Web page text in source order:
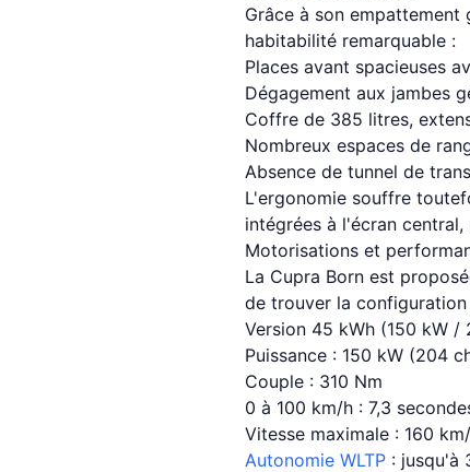
Grâce à son
habitabilité remarquable :
Places avant spacieuses
Dégagement aux jambes
Coffre de 385 litres,
Nombreux espaces de
Absence de tunnel de
L'ergonomie souffre
intégrées à l'écran
Motorisations et
La Cupra Born est
de trouver la
Version 45 kWh (150 kW /
Puissance : 150 kW (204
Couple : 310 Nm
0 à 100 km/h : 7,3
Vitesse maximale : 160
Autonomie WLTP : jusqu'à